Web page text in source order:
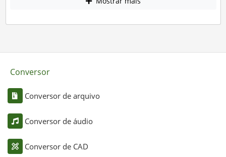
Conversor
Conversor de arquivo
Conversor de áudio
Conversor de CAD